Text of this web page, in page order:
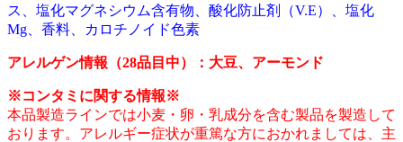
ス、塩化マグネシウム含有物、酸化防止剤（V.E）、塩化
Mg、香料、カロチノイド色素
アレルゲン情報（28品目中）：大豆、アーモンド
※コンタミに関する情報※
本品製造ラインでは小麦・卵・乳成分を含む製品を製造して
おります。アレルギー症状が重篤な方におかれましては、主